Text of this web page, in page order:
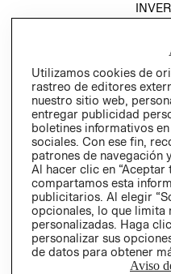
Chile ($)
Utilizamos cookies de
rastreo de editores
nuestro sitio web,
entregar publicidad
boletines informativos
sociales. Con ese fin,
patrones de navegación
Al hacer clic en “Aceptar
compartamos esta
publicitarios. Al elegir
opcionales, lo que limita
personalizadas. Haga
personalizar sus
de datos para obtener
Aviso